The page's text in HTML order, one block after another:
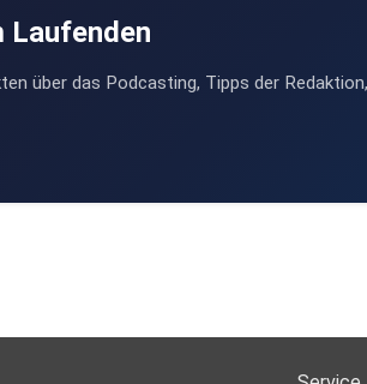
Laufenden
über das Podcasting, Tipps der